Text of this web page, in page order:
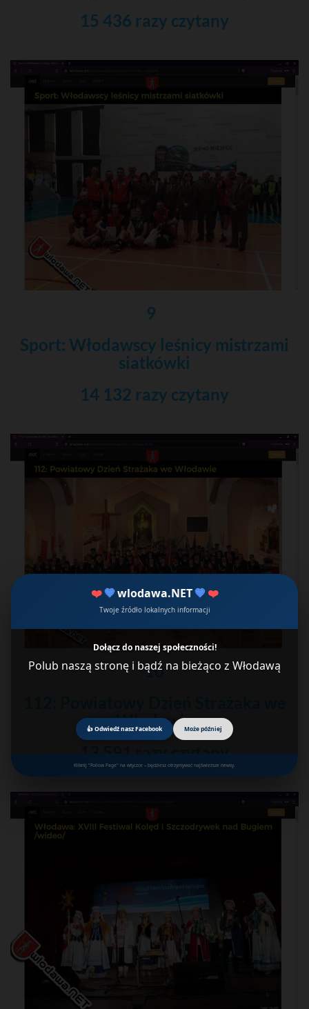
❤️ 💙wlodawa.NET💙❤️
Twoje źródło lokalnych informacji
Dołącz do naszej społeczności!
Polub naszą stronę i bądź na bieżąco z Włodawą
👍 Odwiedź nasz Facebook Może później
Kliknij "Follow Page" na wtyczce – będziesz otrzymywać najświeższe newsy.
15 436 razy czytany
9
Sport: Włodawscy leśnicy mistrzami
siatkówki
14 132 razy czytany
10
Włodawie